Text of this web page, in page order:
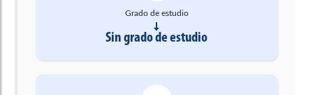
Grado de estudio
Sin grado de estudio